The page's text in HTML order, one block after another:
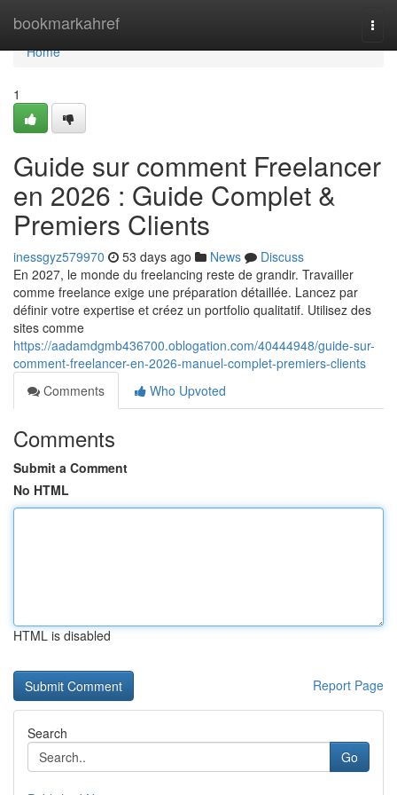
bookmarkahref
Home
Home
1
Guide sur comment Freelancer
en 2026 : Guide Complet &
Premiers Clients
inessgyz579970 53 days ago News
Discuss
En 2027, le monde du freelancing reste de grandir. Travailler
comme freelance exige une préparation détaillée. Lancez par
définir votre expertise et créez un portfolio qualitatif. Utilisez des
sites comme
https://aadamdgmb436700.oblogation.com/40444948/guide-sur-
comment-freelancer-en-2026-manuel-complet-premiers-clients
Comments
Who Upvoted
Comments
Submit a Comment
No HTML
HTML is disabled
Report Page
Search
Go